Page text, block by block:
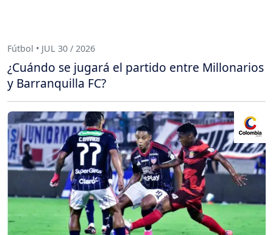
Fútbol • JUL 30 / 2026
¿Cuándo se jugará el partido entre Millonarios
y Barranquilla FC?